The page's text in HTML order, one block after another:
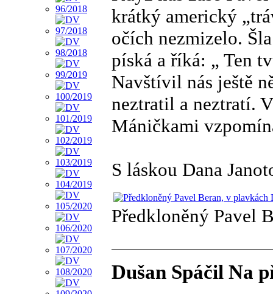
krátký americký
očích nezmizelo.
píská a říká: „ Ten
Navštívil nás ještě
neztratil a neztratí.
Máničkami
S láskou Dana
Předkloněný Pavel
Dušan Spáčil Na